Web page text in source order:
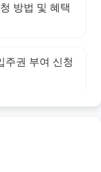
방법 및 혜택
주권 부여 신청